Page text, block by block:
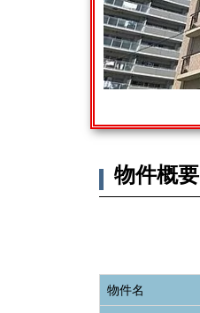
物件概要
物件名